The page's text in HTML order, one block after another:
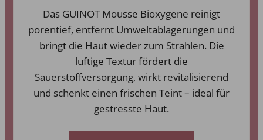
Das GUINOT Mousse Bioxygene reinigt
porentief, entfernt Umweltablagerungen und
bringt die Haut wieder zum Strahlen. Die
luftige Textur fördert die
Sauerstoffversorgung, wirkt revitalisierend
und schenkt einen frischen Teint – ideal für
gestresste Haut.